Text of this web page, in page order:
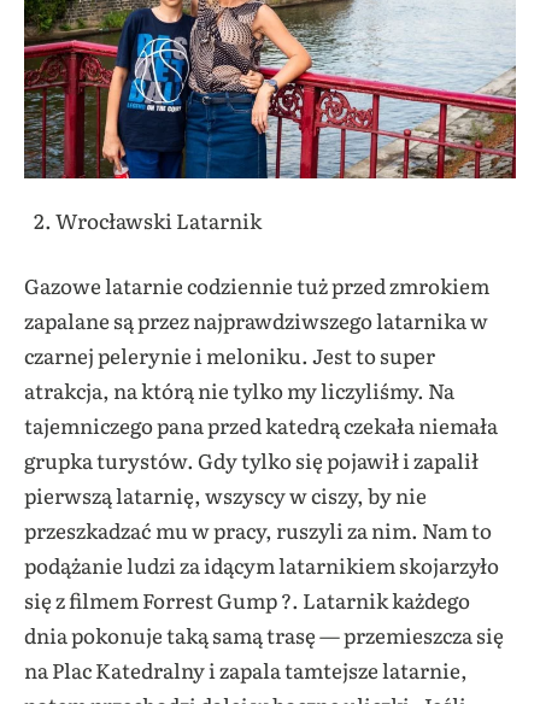
Wrocławski Latarnik
Gazowe latarnie codziennie tuż przed zmrokiem
zapalane są przez najprawdziwszego latarnika w
czarnej pelerynie i meloniku. Jest to super
atrakcja, na którą nie tylko my liczyliśmy. Na
tajemniczego pana przed katedrą czekała niemała
grupka turystów. Gdy tylko się pojawił i zapalił
pierwszą latarnię, wszyscy w ciszy, by nie
przeszkadzać mu w pracy, ruszyli za nim. Nam to
podążanie ludzi za idącym latarnikiem skojarzyło
się z filmem Forrest Gump ?. Latarnik każdego
dnia pokonuje taką samą trasę — przemieszcza się
na Plac Katedralny i zapala tamtejsze latarnie,